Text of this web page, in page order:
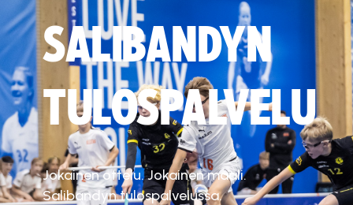
SALIBANDYN
TULOSPALVELU
Jokainen ottelu. Jokainen maali.
Salibandyn tulospalvelussa.